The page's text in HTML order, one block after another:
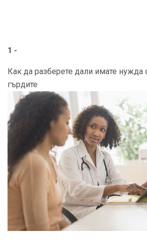
1 -
Как да разберете дали имате нужда
гърдите